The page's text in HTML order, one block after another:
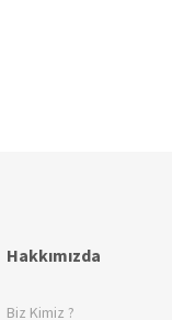
Hakkımızda
Biz Kimiz ?